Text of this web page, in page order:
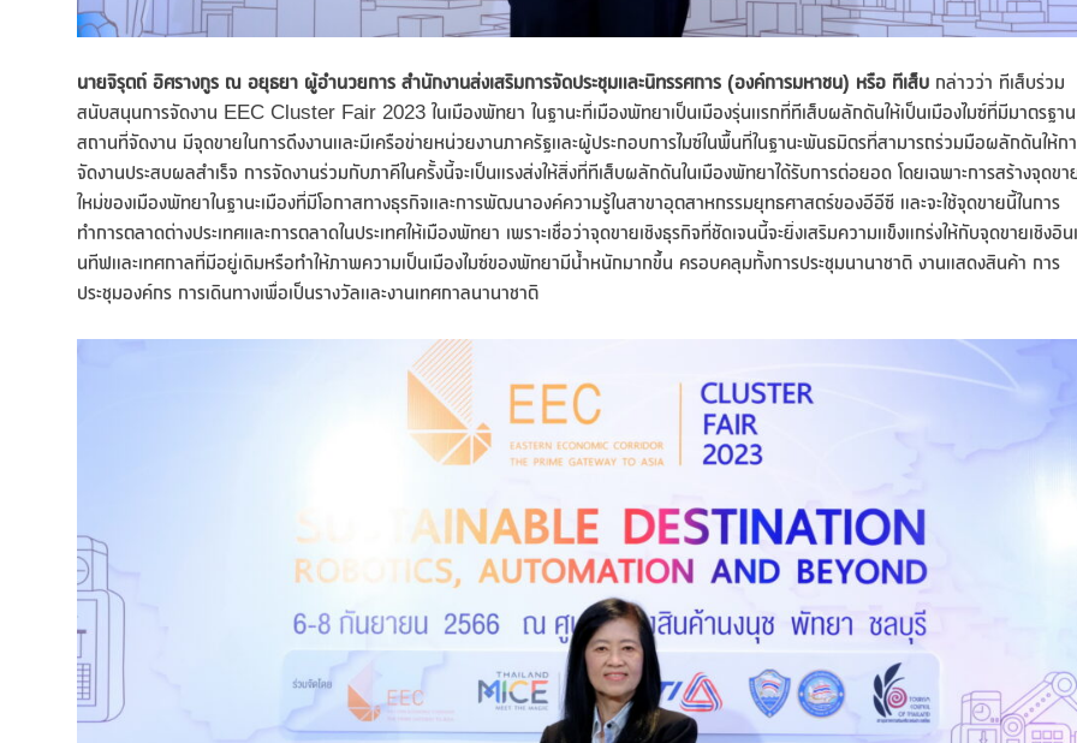
นายจิรุตถ์ อิศรางกูร ณ อยุธยา ผู้อำนวยการ สำนักงานส่งเสริมการจัดประชุมและนิทรรศการ (องค์การมหาชน) หรือ ทีเส็บ กล่าวว่า ทีเส็บร่วม
สนับสนุนการจัดงาน EEC Cluster Fair 2023 ในเมืองพัทยา ในฐานะที่เมืองพัทยาเป็นเมืองรุ่นแรกที่ทีเส็บผลักดันให้เป็นเมืองไมซ์ที่มีมาตรฐาน
สถานที่จัดงาน มีจุดขายในการดึงงานและมีเครือข่ายหน่วยงานภาครัฐและผู้ประกอบการไมซ์ในพื้นที่ในฐานะพันธมิตรที่สามารถร่วมมือผลักดันให้ก
จัดงานประสบผลสำเร็จ การจัดงานร่วมกับภาคีในครั้งนี้จะเป็นแรงส่งให้สิ่งที่ทีเส็บผลักดันในเมืองพัทยาได้รับการต่อยอด โดยเฉพาะการสร้างจุดขา
ใหม่ของเมืองพัทยาในฐานะเมืองที่มีโอกาสทางธุรกิจและการพัฒนาองค์ความรู้ในสาขาอุตสาหกรรมยุทธศาสตร์ของอีอีซี และจะใช้จุดขายนี้ในการ
ทำการตลาดต่างประเทศและการตลาดในประเทศให้เมืองพัทยา เพราะเชื่อว่าจุดขายเชิงธุรกิจที่ชัดเจนนี้จะยิ่งเสริมความแข็งแกร่งให้กับจุดขายเชิงอิน
นทีฟและเทศกาลที่มีอยู่เดิมหรือทำให้ภาพความเป็นเมืองไมซ์ของพัทยามีน้ำหนักมากขึ้น ครอบคลุมทั้งการประชุมนานาชาติ งานแสดงสินค้า การ
ประชุมองค์กร การเดินทางเพื่อเป็นรางวัลและงานเทศกาลนานาชาติ